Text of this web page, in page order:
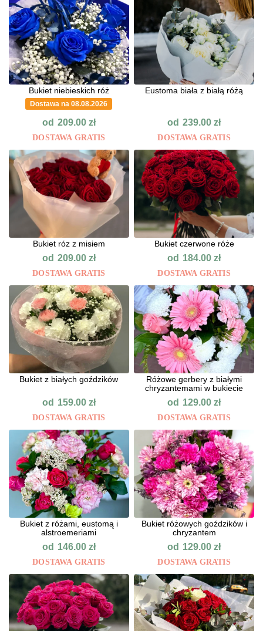
Bukiet niebieskich róż
Dostawa na 08.08.2026
od 209.00 zł
DOSTAWA GRATIS
Eustoma biała z białą różą
od 239.00zł
DOSTAWA GRATIS
Bukiet róz z misiem
od 209.00 zł
DOSTAWA GRATIS
Bukiet czerwone róże
od 184.00zł
DOSTAWA GRATIS
Bukiet z białych goździków
od 159.00 zł
DOSTAWA GRATIS
Różowe gerbery z białymi
chryzantemami w bukiecie
od 129.00zł
DOSTAWA GRATIS
Bukiet z różami, eustomą i
alstroemeriami
od 146.00 zł
DOSTAWA GRATIS
Bukiet różowych goździków i
chryzantem
od 129.00zł
DOSTAWA GRATIS